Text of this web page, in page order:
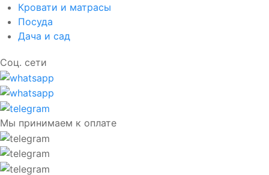
Кровати и матрасы
Посуда
Дача и сад
Соц. сети
Мы принимаем к оплате